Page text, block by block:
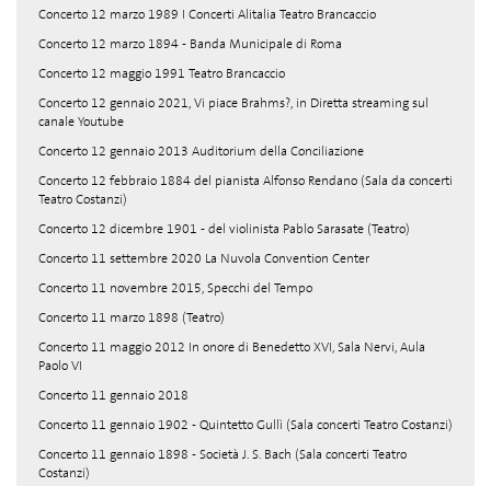
Concerto 12 marzo 1989 I Concerti Alitalia Teatro Brancaccio
Concerto 12 marzo 1894 - Banda Municipale di Roma
Concerto 12 maggio 1991 Teatro Brancaccio
Concerto 12 gennaio 2021, Vi piace Brahms?, in Diretta streaming sul
canale Youtube
Concerto 12 gennaio 2013 Auditorium della Conciliazione
Concerto 12 febbraio 1884 del pianista Alfonso Rendano (Sala da concerti
Teatro Costanzi)
Concerto 12 dicembre 1901 - del violinista Pablo Sarasate (Teatro)
Concerto 11 settembre 2020 La Nuvola Convention Center
Concerto 11 novembre 2015, Specchi del Tempo
Concerto 11 marzo 1898 (Teatro)
Concerto 11 maggio 2012 In onore di Benedetto XVI, Sala Nervi, Aula
Paolo VI
Concerto 11 gennaio 2018
Concerto 11 gennaio 1902 - Quintetto Gullì (Sala concerti Teatro Costanzi)
Concerto 11 gennaio 1898 - Società J. S. Bach (Sala concerti Teatro
Costanzi)